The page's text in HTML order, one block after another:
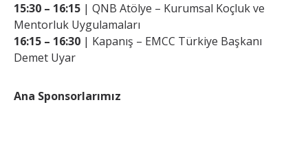
15:30 – 16:15 | QNB Atölye – Kurumsal Koçluk ve
Mentorluk Uygulamaları
16:15 – 16:30 | Kapanış – EMCC Türkiye Başkanı
Demet Uyar
Ana Sponsorlarımız